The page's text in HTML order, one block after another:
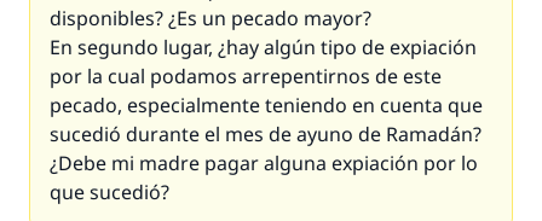
disponibles? ¿Es un pecado mayor?
En segundo lugar, ¿hay algún tipo de expiación
por la cual podamos arrepentirnos de este
pecado, especialmente teniendo en cuenta que
sucedió durante el mes de ayuno de Ramadán?
¿Debe mi madre pagar alguna expiación por lo
que sucedió?